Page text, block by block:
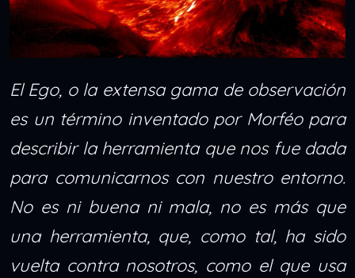
El Ego, o la extensa gama de observación
es un término inventado por Morféo para
describir la herramienta que nos fue dada
para comunicarnos con nuestro entorno.
No es ni buena ni mala, no es más que
una herramienta, que, como tal, ha sido
vuelta contra nosotros, como el que usa